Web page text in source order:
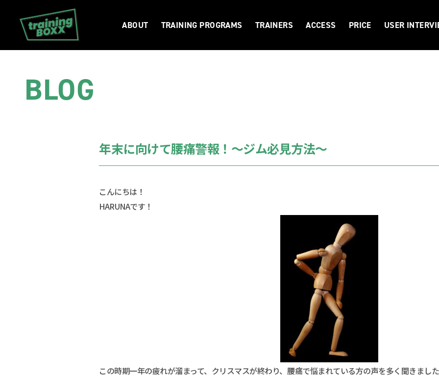
ABOUT TRAINING PROGRAMS TRAINERS ACCESS PRICE USER
BLOG
年末に向けて腰痛警報！〜ジム必見方法〜
こんにちは！
HARUNAです！
この時期一年の疲れが溜まって、クリスマスが終わり、腰痛で悩まれている方の声を多く聞きまし